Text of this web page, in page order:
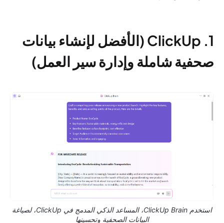
1. ClickUp (الأفضل لإنشاء بيانات
صحفية شاملة وإدارة سير العمل)
استخدم ClickUp Brain، المساعد الذكي المدمج في ClickUp، لصياغة
البيانات الصحفية وتحسينها